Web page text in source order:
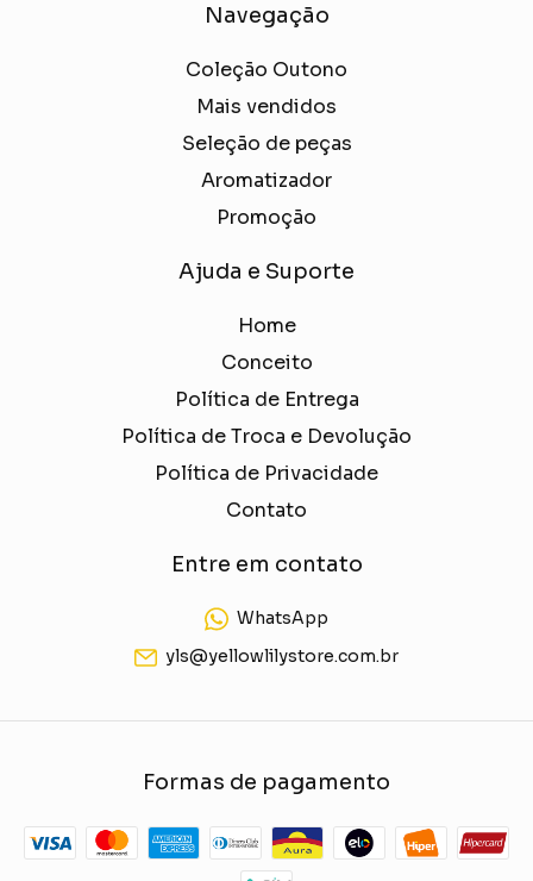
Navegação
Coleção Outono
Mais vendidos
Seleção de peças
Aromatizador
Promoção
Ajuda e Suporte
Home
Conceito
Política de Entrega
Política de Troca e Devolução
Política de Privacidade
Contato
Entre em contato
WhatsApp
yls@yellowlilystore.com.br
Formas de pagamento